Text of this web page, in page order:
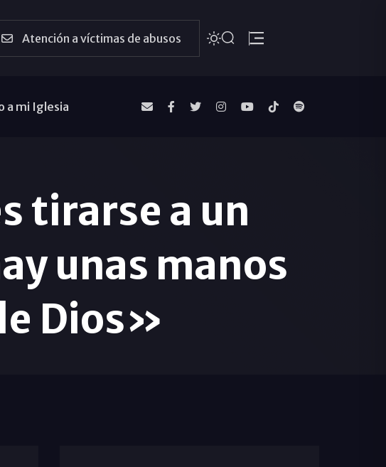
Atención a víctimas de abusos
a mi Iglesia
tirarse a un
unas manos
Dios»